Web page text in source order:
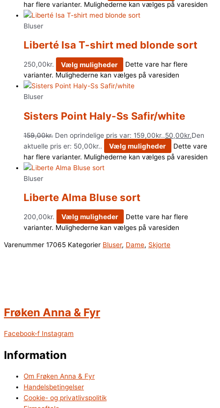
har flere varianter. Mulighederne kan vælges på varesiden
Bluser
Liberté Isa T-shirt med blonde sort
250,00kr. Vælg muligheder
Dette vare har flere
varianter. Mulighederne kan vælges på varesiden
Bluser
Sisters Point Haly-Ss Safir/white
159,00kr. Den oprindelige pris var: 159,00kr..50,00kr.Den
aktuelle pris er: 50,00kr..
Vælg muligheder
Dette vare
har flere varianter. Mulighederne kan vælges på varesiden
Bluser
Liberte Alma Bluse sort
200,00kr. Vælg muligheder
Dette vare har flere
varianter. Mulighederne kan vælges på varesiden
Varenummer 17065 Kategorier Bluser, Dame, Skjorte
Frøken Anna & Fyr
Facebook-f Instagram
Information
Om Frøken Anna & Fyr
Handelsbetingelser
Cookie- og privatlivspolitik